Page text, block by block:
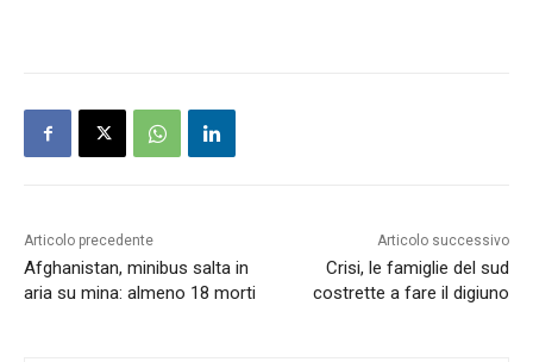
Articolo precedente
Afghanistan, minibus salta in
aria su mina: almeno 18 morti
Articolo successivo
Crisi, le famiglie del sud
costrette a fare il digiuno